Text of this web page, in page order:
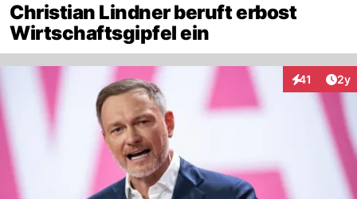
Christian Lindner beruft erbost
Wirtschaftsgipfel ein
41 2y